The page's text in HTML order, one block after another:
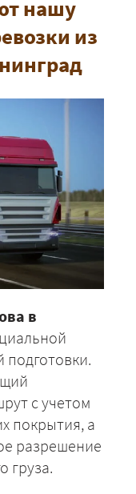
нашу
из
в
подготовки.
с учетом
покрытия, а
разрешение
груза.